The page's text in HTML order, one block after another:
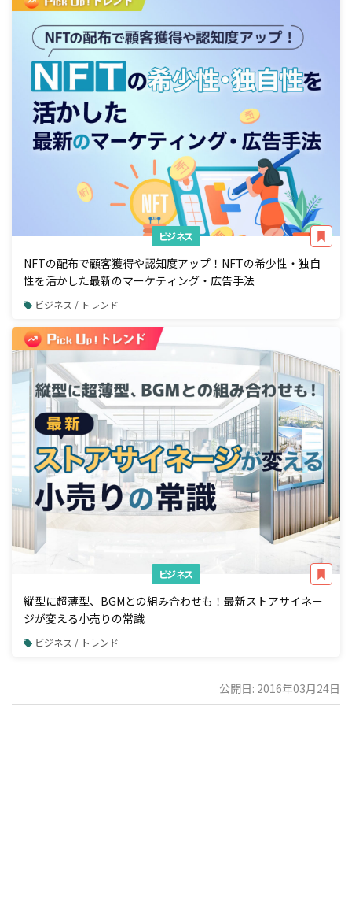
ビジネス
NFTの配布で顧客獲得や認知度アップ！NFTの希少性・独自
性を活かした最新のマーケティング・広告手法
ビジネス / トレンド
ビジネス
縦型に超薄型、BGMとの組み合わせも！最新ストアサイネー
ジが変える小売りの常識
ビジネス / トレンド
公開日: 2016年03月24日